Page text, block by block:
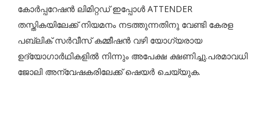
കോർപ്പറേഷൻ ലിമിറ്റഡ് ഇപ്പോള്‍ ATTENDER
തസ്തികയിലേക്ക് നിയമനം നടത്തുന്നതിനു വേണ്ടി കേരള
പബ്ലിക് സര്‍വീസ് കമ്മീഷന്‍ വഴി യോഗ്യരായ
ഉദ്യോഗാര്‍ഥികളില്‍ നിന്നും അപേക്ഷ ക്ഷണിച്ചു.പരമാവധി
ജോലി അന്വേഷകരിലേക്ക് ഷെയർ ചെയ്യുക.